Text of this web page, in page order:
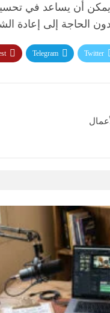
يمكن أن يساعد في
الحاجة إلى إعادة
Twitter
Telegram